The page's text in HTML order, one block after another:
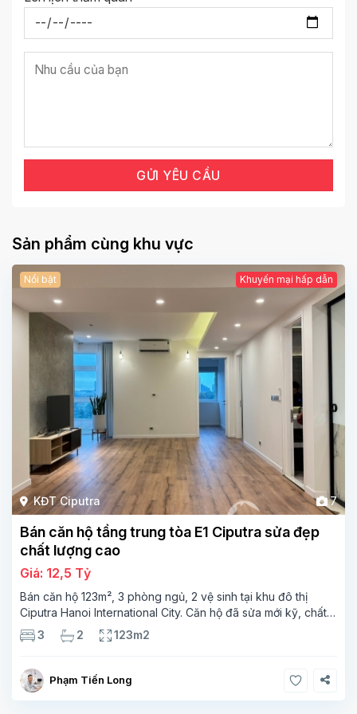
Sản phẩm cùng khu vực
KĐT Ciputra 7
Nổi bật Khuyến mại hấp dẫn
Bán căn hộ tầng trung tòa E1 Ciputra sửa đẹp
chất lượng cao
Giá: 12,5 Tỷ
Bán căn hộ 123m², 3 phòng ngủ, 2 vệ sinh tại khu đô thị
Ciputra Hanoi International City. Căn hộ đã sửa mới kỹ, chất
lượng cao, sàn gỗ, bếp hiện đại, không gian thoáng sáng.
3 2 123m2
Phạm Tiến Long